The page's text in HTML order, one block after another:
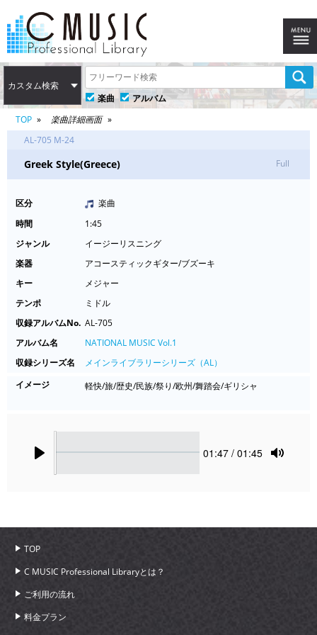
カスタム検索
楽曲
アルバム
TOP
楽曲詳細画面
AL-705 M-24
Greek Style(Greece) Full
区分
楽曲
時間
1:45
ジャンル
イージーリスニング
楽器
アコースティックギター/ブズーキ
キー
メジャー
テンポ
ミドル
収録アルバムNo. AL-705
アルバム名
NATIONAL MUSIC Vol.1
収録シリーズ名
メインライブラリーシリーズ（AL）
イメージ
軽快/旅/歴史/民族/祭り/欧州/舞踏会/ギリシャ
Current
01:47 / 01:45
TOP
C MUSIC Professional Libraryとは？
ご利用の流れ
料金プラン